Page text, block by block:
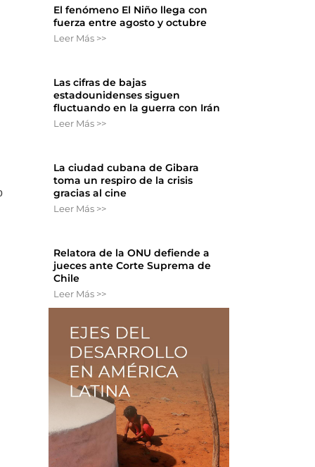
El fenómeno El Niño llega con
fuerza entre agosto y octubre
Leer Más >>
Las cifras de bajas
estadounidenses siguen
fluctuando en la guerra con Irán
Leer Más >>
La ciudad cubana de Gibara
toma un respiro de la crisis
gracias al cine
Leer Más >>
Relatora de la ONU defiende a
jueces ante Corte Suprema de
Chile
Leer Más >>